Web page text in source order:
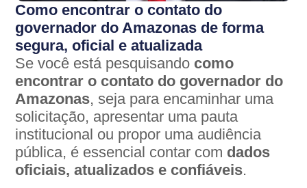
Como encontrar o contato do
governador do Amazonas de forma
segura, oficial e atualizada
Se você está pesquisando como
encontrar o contato do governador do
Amazonas, seja para encaminhar uma
solicitação, apresentar uma pauta
institucional ou propor uma audiência
pública, é essencial contar com dados
oficiais, atualizados e confiáveis.